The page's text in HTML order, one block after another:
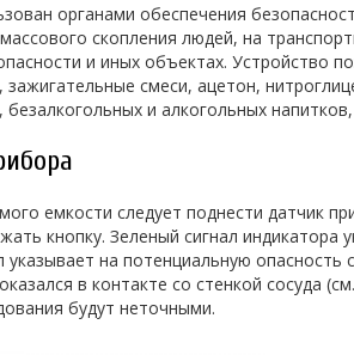
органами обеспечения
скопления людей, на
и иных объектах. Устройство
зажигательные смеси, ацетон,
и алкогольных
емкости следует поднести датчик
кнопку. Зеленый сигнал индикатора
указывает на потенциальную
в контакте со стенкой сосуда
будут неточными.